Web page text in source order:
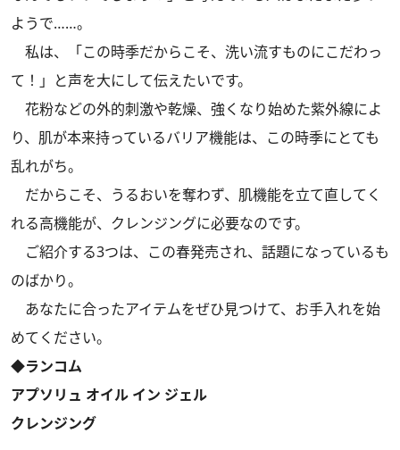
ようで……。
私は、「この時季だからこそ、洗い流すものにこだわっ
て！」と声を大にして伝えたいです。
花粉などの外的刺激や乾燥、強くなり始めた紫外線によ
り、肌が本来持っているバリア機能は、この時季にとても
乱れがち。
だからこそ、うるおいを奪わず、肌機能を立て直してく
れる高機能が、クレンジングに必要なのです。
ご紹介する3つは、この春発売され、話題になっているも
のばかり。
あなたに合ったアイテムをぜひ見つけて、お手入れを始
めてください。
◆ランコム
アプソリュ オイル イン ジェル
クレンジング